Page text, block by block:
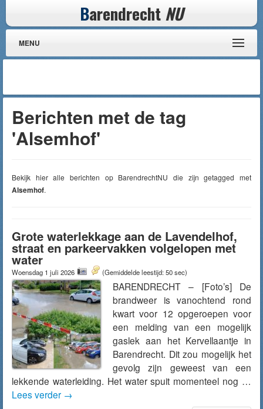
Barendrecht NU
MENU
Berichten met de tag
'Alsemhof'
Bekijk hier alle berichten op BarendrechtNU die zijn getagged met
Alsemhof.
Grote waterlekkage aan de Lavendelhof,
straat en parkeervakken volgelopen met
water
Woensdag 1 juli 2026 (Gemiddelde leestijd: 50 sec)
BARENDRECHT – [Foto’s] De
brandweer is vanochtend rond
kwart voor 12 opgeroepen voor
een melding van een mogelijk
gaslek aan het Kervellaantje in
Barendrecht. Dit zou mogelijk het
gevolg zijn geweest van een
lekkende waterleiding. Het water spuit momenteel nog …
Lees verder →